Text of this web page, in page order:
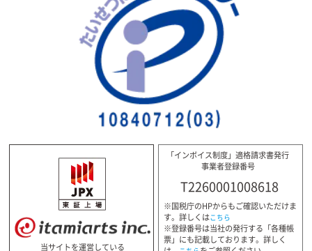
当サイトを運営している
「インボイス制度」適格請求書発行
事業者登録番号
T2260001008618
※国税庁のHPからもご確認いただけま
す。詳しくはこちら
※登録番号は当社の発行する「各種帳
票」にも記載しております。詳しく